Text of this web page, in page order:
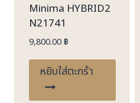
Minima HYBRID2
N21741
9,800.00฿
หยิบใส่ตะกร้า